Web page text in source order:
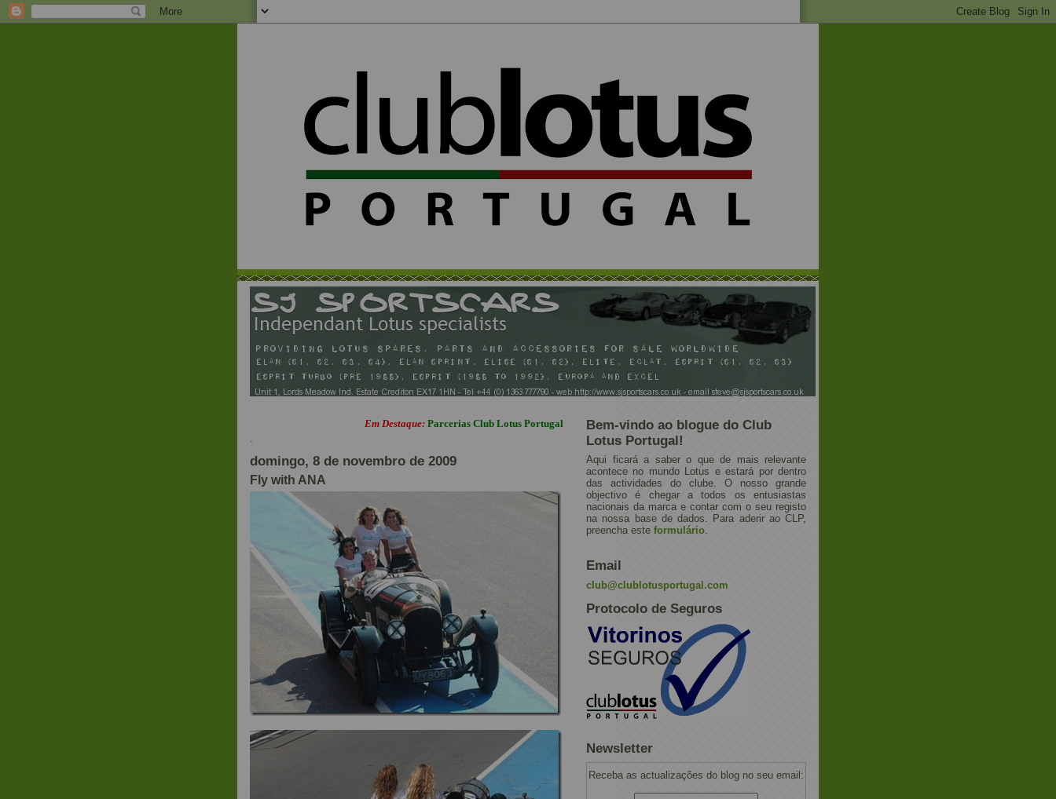
Em Destaque:Parcerias Club Lotus Portugal
domingo, 8 de novembro de 2009
Fly with ANA
Bem-vindo ao blogue do Club
Lotus Portugal!
Aqui ficará a saber o que de mais relevante
acontece no mundo Lotus e estará por dentro
das actividades do clube. O nosso grande
objectivo é chegar a todos os entusiastas
nacionais da marca e contar com o seu registo
na nossa base de dados. Para aderir ao CLP,
preencha este formulário.
Email
club@clublotusportugal.com
Protocolo de Seguros
Newsletter
Receba as actualizações do blog no seu email: